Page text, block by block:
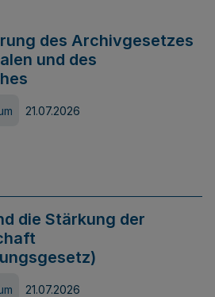
des Archivgesetzes
und des
21.07.2026
die Stärkung der
21.07.2026